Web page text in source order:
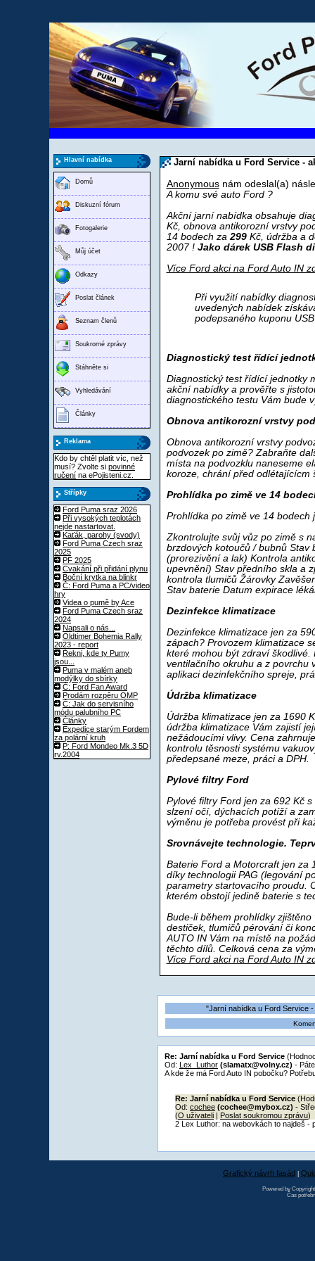
Hlavní nabídka
Domů
Diskuzní fórum
Fotogalerie
Můj účet
Odkazy
Poslat článek
Seznam členů
Soukromé zprávy
Stáhněte si
Vyhledávání
Články
Reklama
Kdo by chtěl platit víc, než
musí? Zvolte si povinné
ručení na ePojisteni.cz.
Střípky
Ford Puma sraz 2026
Při vysokých teplotách
nejde nastartovat.
Kaťák, parohy (svody)
Ford Puma Czech sraz
2025
PF 2025
Cvakání při přidání plynu
Boční krytka na blinkr
Č: Ford Puma a PC/video
hry
Videa o pumě by Ace
Ford Puma Czech sraz
2024
Napsali o nás...
Oldtimer Bohemia Rally
2023 - report
Řekni, kde ty Pumy
jsou...
Puma v malém aneb
modýlky do sbírky
Č: Ford Fan Award
Prodám rozpěru OMP
Č: Jak do servisního
módu palubního PC
Články
Expedice starým Fordem
za polární kruh
P: Ford Mondeo Mk.3 5D
rv.2004
Jarní nabídka u Ford Service -
Anonymousnám odeslal(a)
A komu své auto Ford ?
Akční jarní nabídka obsahuje
Kč, obnova antikorozní vrstvy
14 bodech za299Kč, údržba a
2007 ! Jako dárek USB Flash
Více Ford akci na Ford Auto IN
Při využití nabídky
uvedených nabídek
podepsaného kuponu
Diagnostický test řídící
Diagnostický test řídící jednotky
akční nabídky a prověřte s
diagnostického testu Vám bude
Obnova antikorozní vrstvy
Obnova antikorozní vrstvy
podvozek po zimě? Zabraňte
místa na podvozklu naneseme
koroze, chrání před odlétajícícm
Prohlídka po zimě ve 14
Prohlídka po zimě ve 14 bodech
Zkontrolujte svůj vůz po zimě s
brzdových kotoučů / bubnů Stav
(prorezivění a lak) Kontrola
upevnění) Stav předního skla a
kontrola tlumičů Žárovky
Stav baterie Datum expirace
Dezinfekce klimatizace
Dezinfekce klimatizace jen za
zápach? Provozem klimatizace
které mohou být zdraví
ventilačního okruhu a z povrchu
aplikaci dezinfekčního spreje,
Údržba klimatizace
Údržba klimatizace jen za 1690
údržba klimatizace Vám zajistí
nežádoucími vlivy. Cena
kontrolu těsnosti systému
předepsané meze, práci a DPH.
Pylové filtry Ford
Pylové filtry Ford jen za 692Kč s
slzení očí, dýchacích potíží a
výměnu je potřeba provést při
Srovnávejte technologie.
Baterie Ford a Motorcraft jen za
díky technologii PAG (legování
parametry startovacího proudu.
kterém obstojí jedině baterie s
Bude-li během prohlídky
destiček, tlumičů pérování či
AUTO IN Vám na místě na
těchto dílů. Celková cena za
Více Ford akci na Ford Auto IN
"Jarní nabídka u Ford Service
Re: Jarní nabídka u Ford Service
Od: Lex_Luthor (slamatx@volny.cz) -
A kde že má Ford Auto IN pobočku?
Re: Jarní nabídka u Ford Service
Od: cochee (cochee@mybox.cz) -
(O uživateli | Poslat soukromou zprávu)
2 Lex Luthor: na webovkách to najdeš -
Grafický návrh fasád
Powered by
Čas